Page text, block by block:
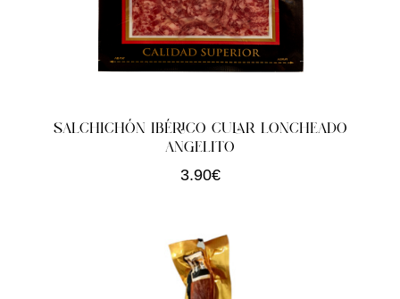
SALCHICHÓN IBÉRICO CULAR LONCHEADO
ANGELITO
3.90€